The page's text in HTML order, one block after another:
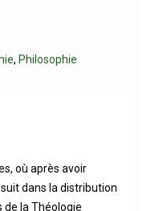
, Philosophie
où après avoir
dans la distribution
de la Théologie